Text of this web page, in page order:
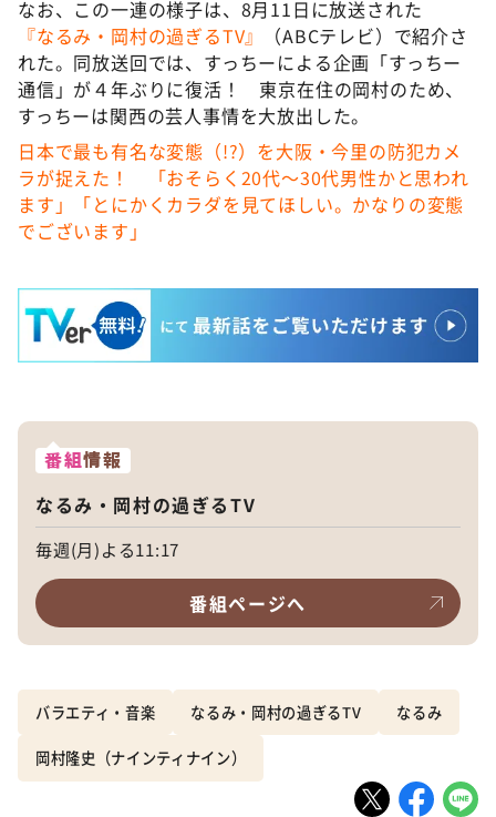
なお、この一連の様子は、8月11日に放送された
『なるみ・岡村の過ぎるTV』
（ABCテレビ）で紹介さ
れた。同放送回では、すっちーによる企画「すっちー
通信」が４年ぶりに復活！ 東京在住の岡村のため、
すっちーは関⻄の芸⼈事情を⼤放出した。
日本で最も有名な変態（!?）を大阪・今里の防犯カメ
ラが捉えた！ 「おそらく20代～30代男性かと思われ
ます」「とにかくカラダを見てほしい。かなりの変態
でございます」
番組情報
なるみ・岡村の過ぎるTV
毎週(月)よる11:17
番組ページへ
バラエティ・音楽 なるみ・岡村の過ぎるTV なるみ
岡村隆史（ナインティナイン）